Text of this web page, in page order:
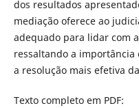
dos resultados
mediação oferece ao
adequado para lidar com
ressaltando a
a resolução mais efetiva
Texto completo em PDF: